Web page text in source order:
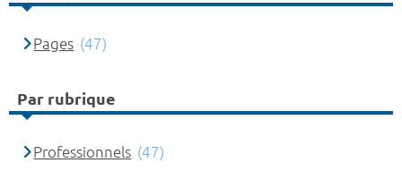
Pages (47)
Par rubrique
Professionnels (47)